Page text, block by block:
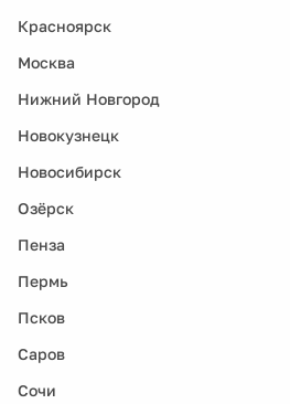
Красноярск
Москва
Нижний Новгород
Новокузнецк
Новосибирск
Озёрск
Пенза
Пермь
Псков
Саров
Сочи